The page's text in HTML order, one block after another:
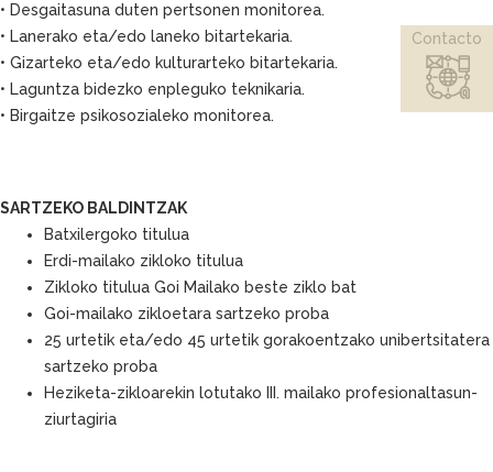
• Desgaitasuna duten pertsonen monitorea.
• Lanerako eta/edo laneko bitartekaria.
• Gizarteko eta/edo kulturarteko bitartekaria.
• Laguntza bidezko enpleguko teknikaria.
• Birgaitze psikosozialeko monitorea.
SARTZEKO BALDINTZAK
Batxilergoko titulua
Erdi-mailako zikloko titulua
Zikloko titulua Goi Mailako beste ziklo bat
Goi-mailako zikloetara sartzeko proba
25 urtetik eta/edo 45 urtetik gorakoentzako unibertsitatera
sartzeko proba
Heziketa-zikloarekin lotutako III. mailako profesionaltasun-
ziurtagiria
Contacto